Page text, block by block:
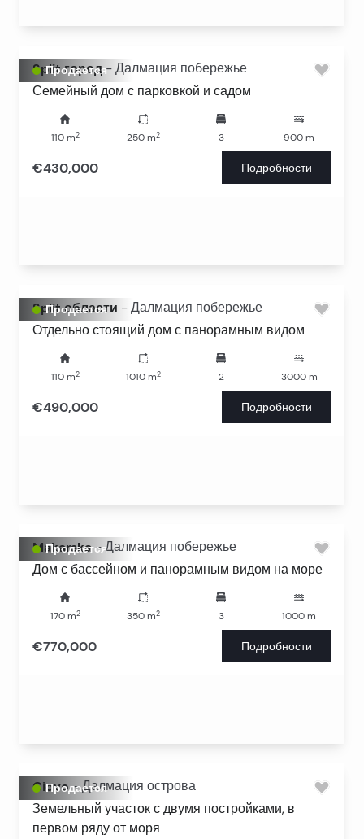
Продается
Split город - Далмация побережье
Семейный дом с парковкой и садом
110m2 250m2 3 900 m
€430,000 Подробности
Продается
Split области - Далмация побережье
Отдельно стоящий дом с панорамным видом
110m2 1010m2 2 3000m
€490,000 Подробности
Продается
Makarska - Далмация побережье
Дом с бассейном и панорамным видом на море
170m2 350m2 3 1000 m
€770,000 Подробности
Продается
Ciovo - Далмация острова
Земельный участок с двумя постройками, в
первом ряду от моря